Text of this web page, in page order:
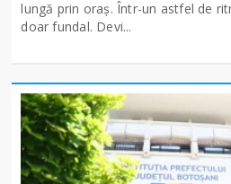
lungă prin oraș. Într-un astfel de
doar fundal. Devi...